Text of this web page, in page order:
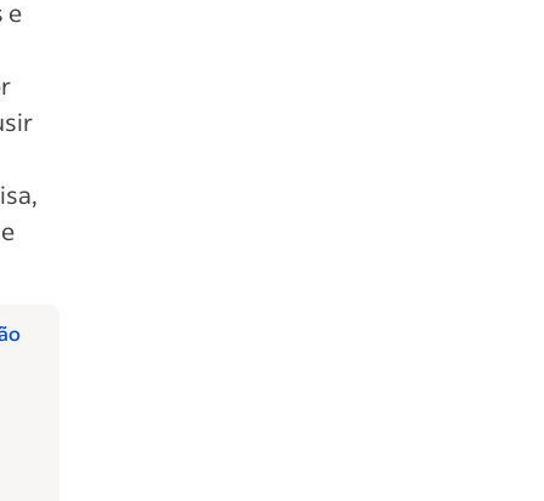
e